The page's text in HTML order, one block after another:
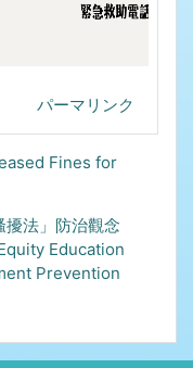
パーマリンク
Fines for
法」防治觀念
Education
Prevention